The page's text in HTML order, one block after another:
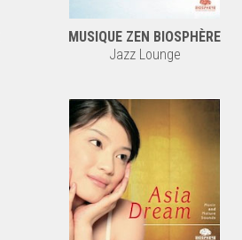
MUSIQUE ZEN BIOSPHÈRE
Jazz Lounge